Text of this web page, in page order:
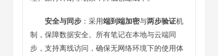
安全与同步 ：采用端到端加密与两步验证机
制，保障数据安全。所有笔记在本地与云端同
步，支持离线访问，确保无网络环境下的使用体